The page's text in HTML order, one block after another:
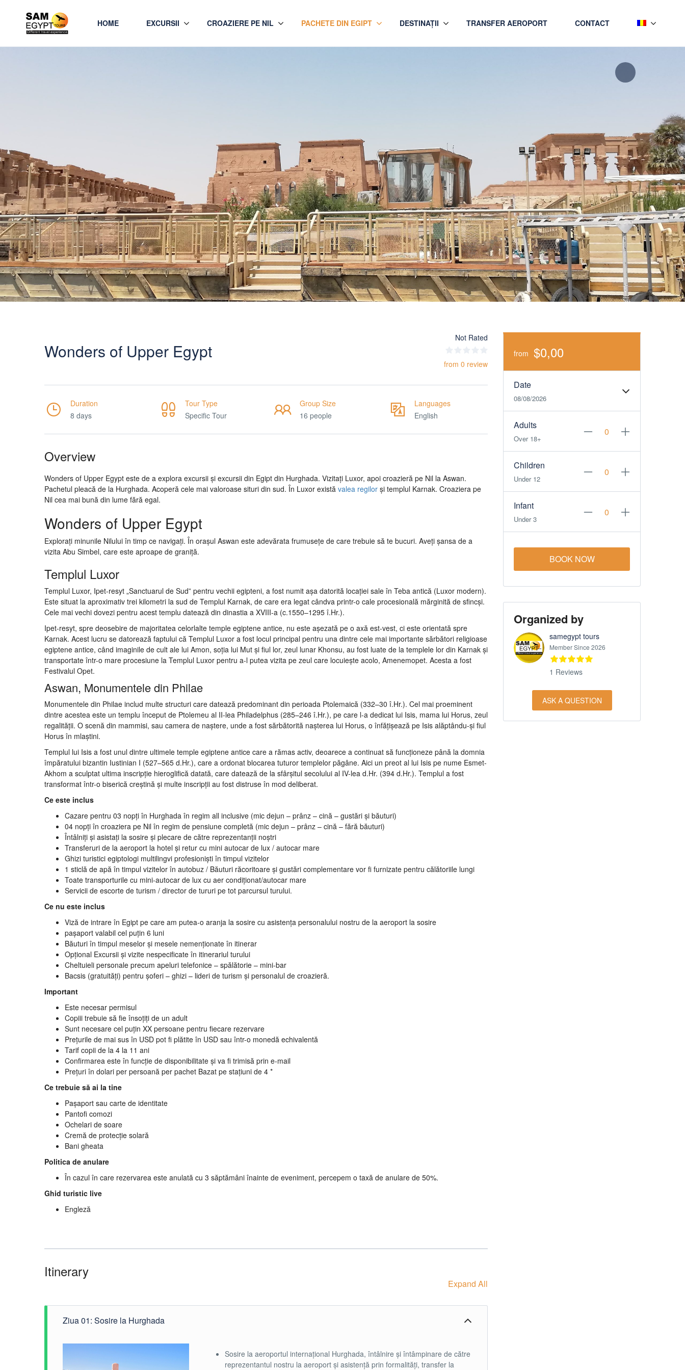
HOME EXCURSII CROAZIERE PE NIL PACHETE DIN EGIPT DESTINAȚII TRANSFER AEROPORT CONTACT
Wonders of Upper Egypt
Not Rated
from 0 review
Duration
8 days
Tour Type
Specific Tour
Group Size
16 people
Languages
English
Overview
Wonders of Upper Egypt este de a explora excursii și excursii din Egipt din Hurghada. Vizitați Luxor, apoi croazieră pe Nil la Aswan.
Pachetul pleacă de la Hurghada. Acoperă cele mai valoroase situri din sud. În Luxor există valea regilor și templul Karnak. Croaziera pe
Nil cea mai bună din lume fără egal.
Wonders of Upper Egypt
Explorați minunile Nilului în timp ce navigați. În orașul Aswan este adevărata frumusețe de care trebuie să te bucuri. Aveți șansa de a
vizita Abu Simbel, care este aproape de graniță.
Templul Luxor
Templul Luxor, Ipet-resyt „Sanctuarul de Sud” pentru vechii egipteni, a fost numit așa datorită locației sale în Teba antică (Luxor modern).
Este situat la aproximativ trei kilometri la sud de Templul Karnak, de care era legat cândva printr-o cale procesională mărginită de sfincși.
Cele mai vechi dovezi pentru acest templu datează din dinastia a XVIII-a (c.1550–1295 î.Hr.).
Ipet-resyt, spre deosebire de majoritatea celorlalte temple egiptene antice, nu este așezată pe o axă est-vest, ci este orientată spre
Karnak. Acest lucru se datorează faptului că Templul Luxor a fost locul principal pentru una dintre cele mai importante sărbători religioase
egiptene antice, când imaginile de cult ale lui Amon, soția lui Mut și fiul lor, zeul lunar Khonsu, au fost luate de la templele lor din Karnak și
transportate într-o mare procesiune la Templul Luxor pentru a-l putea vizita pe zeul care locuiește acolo, Amenemopet. Acesta a fost
Festivalul Opet.
Aswan, Monumentele din Philae
Monumentele din Philae includ multe structuri care datează predominant din perioada Ptolemaică (332–30 î.Hr.). Cel mai proeminent
dintre acestea este un templu început de Ptolemeu al II-lea Philadelphus (285–246 î.Hr.), pe care l-a dedicat lui Isis, mama lui Horus, zeul
regalității. O scenă din mammisi, sau camera de naștere, unde a fost sărbătorită nașterea lui Horus, o înfățișează pe Isis alăptându-și fiul
Horus în mlaștini.
Templul lui Isis a fost unul dintre ultimele temple egiptene antice care a rămas activ, deoarece a continuat să funcționeze până la domnia
împăratului bizantin Iustinian I (527–565 d.Hr.), care a ordonat blocarea tuturor templelor păgâne. Aici un preot al lui Isis pe nume Esmet-
Akhom a sculptat ultima inscripție hieroglifică datată, care datează de la sfârșitul secolului al IV-lea d.Hr. (394 d.Hr.). Templul a fost
transformat într-o biserică creștină și multe inscripții au fost distruse în mod deliberat.
Ce este inclus
Cazare pentru 03 nopți în Hurghada în regim all inclusive (mic dejun – prânz – cină – gustări și băuturi)
04 nopți în croaziera pe Nil în regim de pensiune completă (mic dejun – prânz – cină – fără băuturi)
Întâlniți și asistați la sosire și plecare de către reprezentanții noștri
Transferuri de la aeroport la hotel și retur cu mini autocar de lux / autocar mare
Ghizi turistici egiptologi multilingvi profesioniști în timpul vizitelor
1 sticlă de apă în timpul vizitelor în autobuz / Băuturi răcoritoare și gustări complementare vor fi furnizate pentru călătoriile lungi
Toate transporturile cu mini-autocar de lux cu aer condiționat/autocar mare
Servicii de escorte de turism / director de tururi pe tot parcursul turului.
Ce nu este inclus
Viză de intrare în Egipt pe care am putea-o aranja la sosire cu asistența personalului nostru de la aeroport la sosire
pașaport valabil cel puțin 6 luni
Băuturi în timpul meselor și mesele nemenționate în itinerar
Opțional Excursii și vizite nespecificate în itinerariul turului
Cheltuieli personale precum apeluri telefonice – spălătorie – mini-bar
Bacsis (gratuități) pentru șoferi – ghizi – lideri de turism și personalul de croazieră.
Important
Este necesar permisul
Copiii trebuie să fie însoțiți de un adult
Sunt necesare cel puțin XX persoane pentru fiecare rezervare
Prețurile de mai sus în USD pot fi plătite în USD sau într-o monedă echivalentă
Tarif copii de la 4 la 11 ani
Confirmarea este în funcție de disponibilitate și va fi trimisă prin e-mail
Prețuri în dolari per persoană per pachet Bazat pe stațiuni de 4 *
Ce trebuie să ai la tine
Pașaport sau carte de identitate
Pantofi comozi
Ochelari de soare
Cremă de protecție solară
Bani gheata
Politica de anulare
În cazul în care rezervarea este anulată cu 3 săptămâni înainte de eveniment, percepem o taxă de anulare de 50%.
Ghid turistic live
Engleză
Itinerary
Expand All
Ziua 01: Sosire la Hurghada
Sosire la aeroportul internațional Hurghada, întâlnire și întâmpinare de către
reprezentantul nostru la aeroport și asistență prin formalități, transfer la
from $0,00
Date
08/08/2026
Adults
Over 18+
Children
Under 12
Infant
Under 3
BOOK NOW
Organized by
samegypt tours
Member Since 2026
1 Reviews
ASK A QUESTION